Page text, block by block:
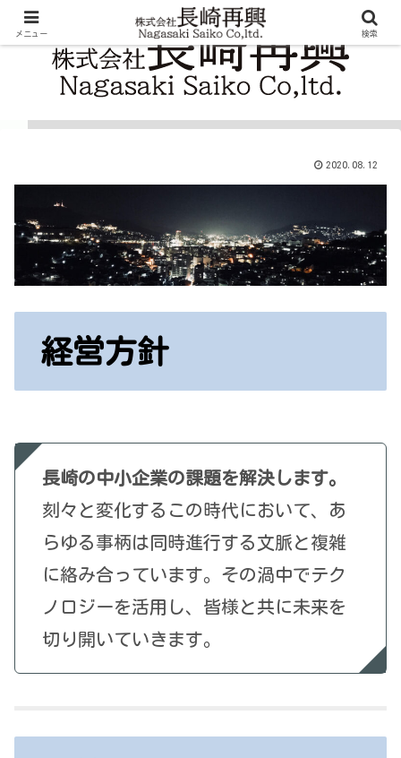
2020.08.12
経営方針
長崎の中小企業の課題を解決します。
刻々と変化するこの時代において、あ
らゆる事柄は同時進行する文脈と複雑
に絡み合っています。その渦中でテク
ノロジーを活用し、皆様と共に未来を
切り開いていきます。
メニュー 検索